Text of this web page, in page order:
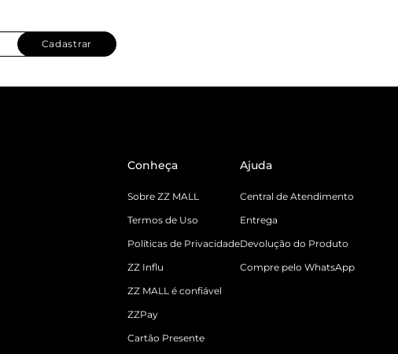
Cadastrar
Conheça
Sobre ZZ MALL
Termos de Uso
Políticas de Privacidade
ZZ Influ
ZZ MALL é confiável
ZZPay
Cartão Presente
Ajuda
Central de Atendimento
Entrega
Devolução do Produto
Compre pelo WhatsApp